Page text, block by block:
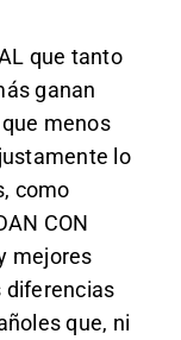
que tanto
ganan
menos
lo
como
CON
mejores
diferencias
que, ni